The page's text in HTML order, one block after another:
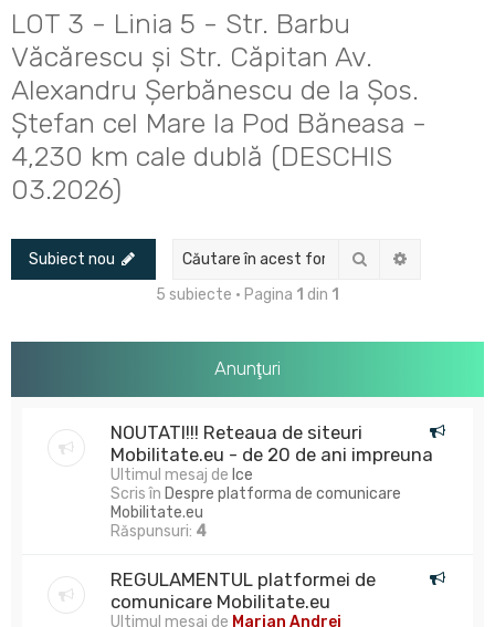
LOT 3 - Linia 5 - Str. Barbu
Văcărescu și Str. Căpitan Av.
Alexandru Șerbănescu de la Șos.
Ștefan cel Mare la Pod Băneasa -
4,230 km cale dublă (DESCHIS
03.2026)
Subiect nou Căutare
5 subiecte • Pagina 1 din 1
Anunţuri
NOUTATI!!! Reteaua de siteuri
Mobilitate.eu - de 20 de ani impreuna
Ultimul mesaj de Ice
Scris în Despre platforma de comunicare
Mobilitate.eu
Răspunsuri: 4
REGULAMENTUL platformei de
comunicare Mobilitate.eu
Ultimul mesaj de Marian Andrei